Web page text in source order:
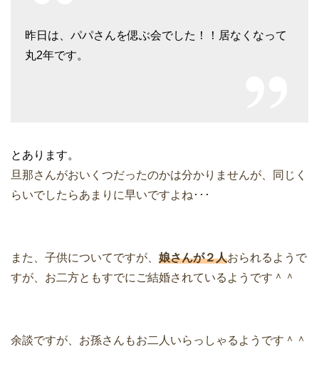
昨日は、パパさんを偲ぶ会でした！！ 居なくなって
丸2年です。
とあります。
旦那さんがおいくつだったのかは分かりませんが、同じく
らいでしたらあまりに早いですよね･･･
また、子供についてですが、 娘さんが２人おられるようで
すが、お二方ともすでにご結婚されているようです＾＾
余談ですが、お孫さんもお二人いらっしゃるようです＾＾